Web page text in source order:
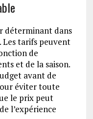
déterminant dans
tarifs peuvent
de
et de la saison.
avant de
éviter toute
le prix peut
l’expérience